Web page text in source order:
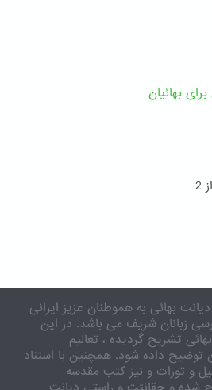
بهائيان
بهائی به هموطنان عزیز ایرانی
زبانان شریف می باشد. در این
تشریح گردیده ، تعالیم
توضیح داده شود. همچنین با استناد
و تورات و نیز کتب مقدسه